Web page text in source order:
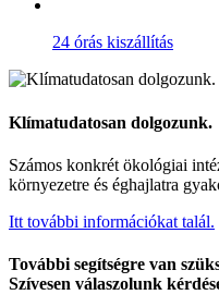
24 órás kiszállítás
Klímatudatosan dolgozunk.
Számos konkrét ökológiai
környezetre és éghajlatra
Itt további információkat talál.
További segítségre van
Szívesen válaszolunk